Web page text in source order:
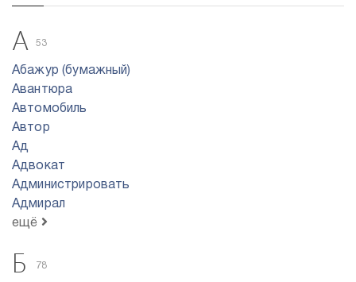
А
53
Абажур (бумажный)
Авантюра
Автомобиль
Автор
Ад
Адвокат
Администрировать
Адмирал
ещё
Б 78